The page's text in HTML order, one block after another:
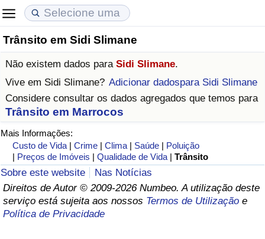
Trânsito em Sidi Slimane
Não existem dados para Sidi Slimane.
Vive em Sidi Slimane? Adicionar dadospara Sidi Slimane
Considere consultar os dados agregados que temos para
Trânsito em Marrocos
Mais Informações:
Custo de Vida |Crime |Clima | Saúde | Poluição
| Preços de Imóveis |Qualidade de Vida |Trânsito
Sobre este website
Nas Notícias
Direitos de Autor © 2009-2026 Numbeo. A utilização deste
serviço está sujeita aos nossos Termos de Utilização e
Política de Privacidade
Custo de Vida
Indicador de Custo de Vida
Indicador de Custo de Vida Por País
em Aqaba
Preços de Imóveis
Indicador de Preços de Imóveis
Indicador de Preços de Imóveis por País
Qualidade de Vida
Indicador de Qualidade de Vida (Atual)
Índice de qualidade de vida por país
Crime
Taxa do Indicador de Crime (Atual)